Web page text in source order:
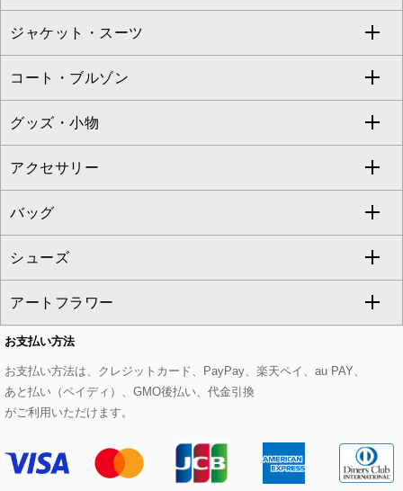
eur3
Maison de CINQ
MK MICHEL KLEIN BAG
ニット・セーター
カーディガン
アンサンブルセット
ベスト・ジレ
パーカー
タンクトップ・キャミソール
スウェット・ジャージー
その他のトップス
ドレス
チュニック
ジャンパースカート
その他のワンピース・ドレス
フルレングスパンツ
クロップド・半端丈パンツ
ガウチョ・ワイドパンツ
ハーフ・ショート丈パンツ
サロペット・オールインワン
その他のパンツ
すべてのスカート
ロング・マキシ丈スカート
ひざ丈スカート
ミモレ丈スカート
ショート・ミニ丈スカート
その他のスカート
ジャケット・スーツ
すべてのジャケット・スーツ
テーラードジャケット
ノーカラージャケット
セットアップ
セットアップジャケット
セットアップパンツ
セットアップスカート
セットアップワンピース
コート・ブルゾン
すべてのコート・ブルゾン
トレンチコート
ピーコート
ダッフルコート
チェスターコート
モッズコート
ステンカラーコート
ライダースジャケット
グッズ・小物
すべてのグッズ・小物
マスク
ストール・マフラー・スヌード
ベルト・サスペンダー
帽子
ヘアアクセサリー
ハンカチ・バンダナ
アクセサリー
すべてのアクセサリー
ネックレス
ピアス・イヤリング
ブレスレット・バングル
ブローチ・コサージュ
バッグ
すべてのバッグ
トートバッグ
ショルダーバッグ
ボストンバッグ
バックパック・リュック
シューズ
すべてのシューズ
パンプス
スニーカー
フラットシューズ
アートフラワー
すべてのアートフラワー
ローズ
カサブランカ・カラー
お支払い方法
お支払い方法は、クレジットカード、PayPay、楽天ペイ、au PAY、
あと払い（ペイディ）、GMO後払い、代金引換
がご利用いただけます。